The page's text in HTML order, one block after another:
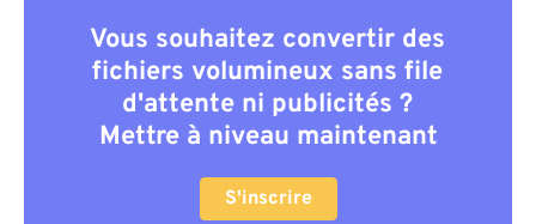
Vous souhaitez convertir des
fichiers volumineux sans file
d'attente ni publicités ?
Mettre à niveau maintenant
S'inscrire